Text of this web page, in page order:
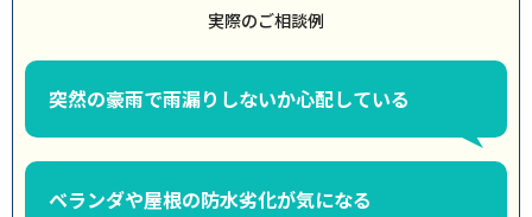
実際のご相談例
突然の豪雨で雨漏りしないか心配している
ベランダや屋根の防水劣化が気になる